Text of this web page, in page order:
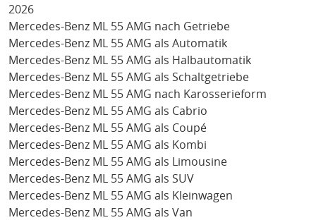
2026
Mercedes-Benz ML 55 AMG nach Getriebe
Mercedes-Benz ML 55 AMG als Automatik
Mercedes-Benz ML 55 AMG als Halbautomatik
Mercedes-Benz ML 55 AMG als Schaltgetriebe
Mercedes-Benz ML 55 AMG nach Karosserieform
Mercedes-Benz ML 55 AMG als Cabrio
Mercedes-Benz ML 55 AMG als Coupé
Mercedes-Benz ML 55 AMG als Kombi
Mercedes-Benz ML 55 AMG als Limousine
Mercedes-Benz ML 55 AMG als SUV
Mercedes-Benz ML 55 AMG als Kleinwagen
Mercedes-Benz ML 55 AMG als Van